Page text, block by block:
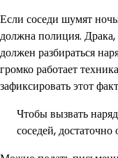
Если соседи шумят
должна полиция.
должен разбираться
громко работает
зафиксировать этот
Чтобы вызвать
соседей,